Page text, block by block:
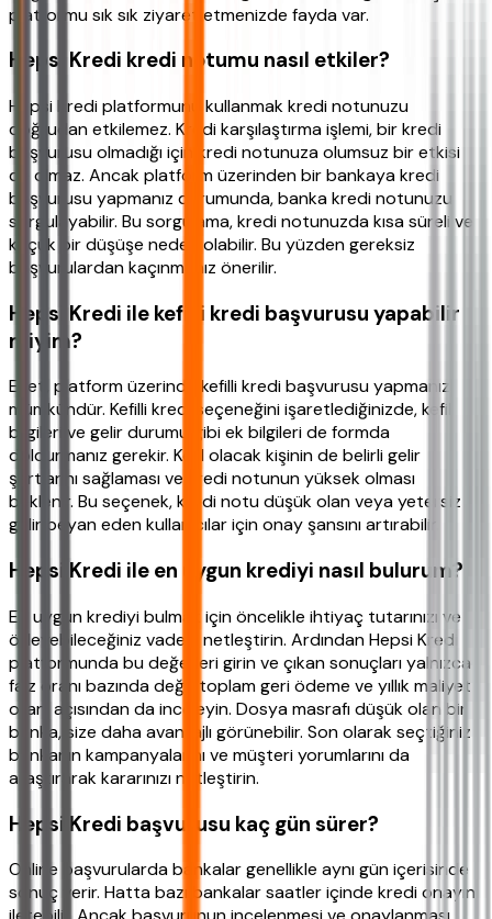
platformu sık sık ziyaret etmenizde fayda var.
Hepsi Kredi kredi notumu nasıl etkiler?
Hepsi Kredi platformunu kullanmak kredi notunuzu
doğrudan etkilemez. Kredi karşılaştırma işlemi, bir kredi
başvurusu olmadığı için kredi notunuza olumsuz bir etkisi
de olmaz. Ancak platform üzerinden bir bankaya kredi
başvurusu yapmanız durumunda, banka kredi notunuzu
sorgulayabilir. Bu sorgulama, kredi notunuzda kısa süreli ve
küçük bir düşüşe neden olabilir. Bu yüzden gereksiz
başvurulardan kaçınmanız önerilir.
Hepsi Kredi ile kefilli kredi başvurusu yapabilir
miyim?
Evet, platform üzerinde kefilli kredi başvurusu yapmanız
mümkündür. Kefilli kredi seçeneğini işaretlediğinizde, kefil
bilgileri ve gelir durumu gibi ek bilgileri de formda
doldurmanız gerekir. Kefil olacak kişinin de belirli gelir
şartlarını sağlaması ve kredi notunun yüksek olması
beklenir. Bu seçenek, kredi notu düşük olan veya yetersiz
gelir beyan eden kullanıcılar için onay şansını artırabilir.
Hepsi Kredi ile en uygun krediyi nasıl bulurum?
En uygun krediyi bulmak için öncelikle ihtiyaç tutarınızı ve
ödeyebileceğiniz vadeyi netleştirin. Ardından Hepsi Kredi
platformunda bu değerleri girin ve çıkan sonuçları yalnızca
faiz oranı bazında değil, toplam geri ödeme ve yıllık maliyet
oranı açısından da inceleyin. Dosya masrafı düşük olan bir
banka, size daha avantajlı görünebilir. Son olarak seçtiğiniz
bankanın kampanyalarını ve müşteri yorumlarını da
araştırarak kararınızı netleştirin.
Hepsi Kredi başvurusu kaç gün sürer?
Online başvurularda bankalar genellikle aynı gün içerisinde
sonuç verir. Hatta bazı bankalar saatler içinde kredi onayını